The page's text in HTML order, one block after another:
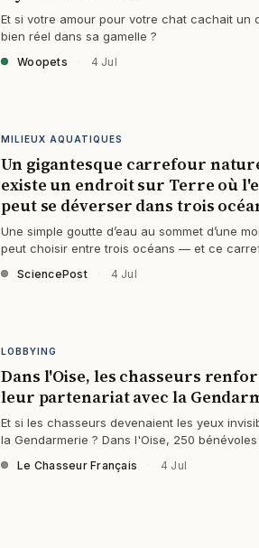
Et si votre amour pour votre chat cachait un
bien réel dans sa gamelle ?
Woopets 4 Jul
MILIEUX AQUATIQUES
Un gigantesque carrefour
existe un endroit sur Terre où
peut se déverser dans trois
Une simple goutte d’eau au sommet d’une
peut choisir entre trois océans — et ce
SciencePost 4 Jul
LOBBYING
Dans l'Oise, les chasseurs
leur partenariat avec la
Et si les chasseurs devenaient les yeux
la Gendarmerie ? Dans l'Oise, 250
Le Chasseur Français 4 Jul